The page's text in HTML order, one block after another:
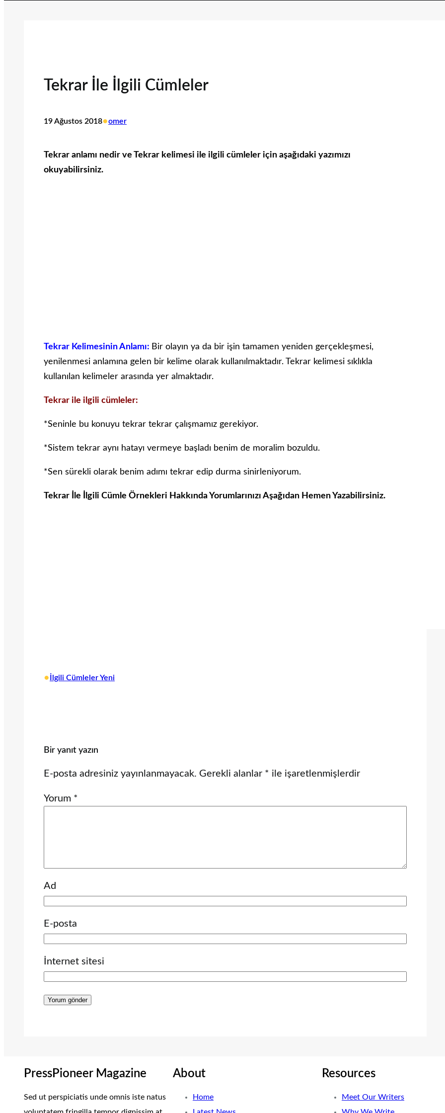
Tekrar İle İlgili Cümleler
19 Ağustos 2018•omer
Tekrar anlamı nedir ve Tekrar kelimesi ile ilgili cümleler için aşağıdaki yazımızı
okuyabilirsiniz.
Tekrar Kelimesinin Anlamı: Bir olayın ya da bir işin tamamen yeniden gerçekleşmesi,
yenilenmesi anlamına gelen bir kelime olarak kullanılmaktadır. Tekrar kelimesi sıklıkla
kullanılan kelimeler arasında yer almaktadır.
Tekrar ile ilgili cümleler:
*Seninle bu konuyu tekrar tekrar çalışmamız gerekiyor.
*Sistem tekrar aynı hatayı vermeye başladı benim de moralim bozuldu.
*Sen sürekli olarak benim adımı tekrar edip durma sinirleniyorum.
Tekrar İle İlgili Cümle Örnekleri Hakkında Yorumlarınızı Aşağıdan Hemen Yazabilirsiniz.
• İlgili Cümleler Yeni
Bir yanıt yazın
E-posta adresiniz yayınlanmayacak. Gerekli alanlar * ile işaretlenmişlerdir
Yorum *
Ad
E-posta
İnternet sitesi
PressPioneer Magazine
Sed ut perspiciatis unde omnis iste natus
About
Home
Resources
Meet Our Writers